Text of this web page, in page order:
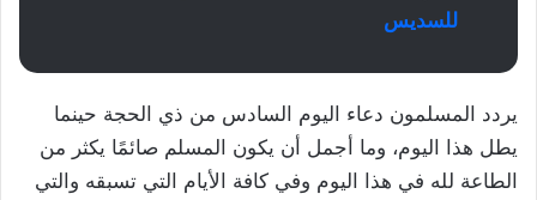
للسديس
يردد المسلمون دعاء اليوم السادس من ذي الحجة حينما
يطل هذا اليوم، وما أجمل أن يكون المسلم صائمًا يكثر من
الطاعة لله في هذا اليوم وفي كافة الأيام التي تسبقه والتي